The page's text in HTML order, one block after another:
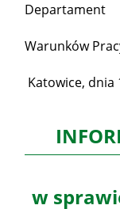
Departament
Warunków
Katowice, dnia
w